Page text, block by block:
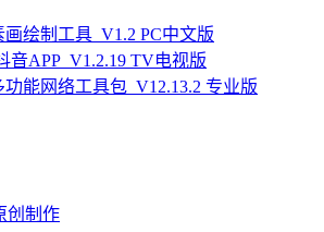
画绘制工具_V1.2 PC中文版
音APP_V1.2.19 TV电视版
功能网络工具包_V12.13.2 专业版
创制作